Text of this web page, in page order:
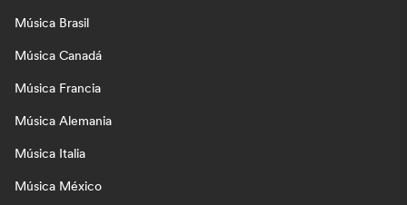
Música Brasil
Música Canadá
Música Francia
Música Alemania
Música Italia
Música México